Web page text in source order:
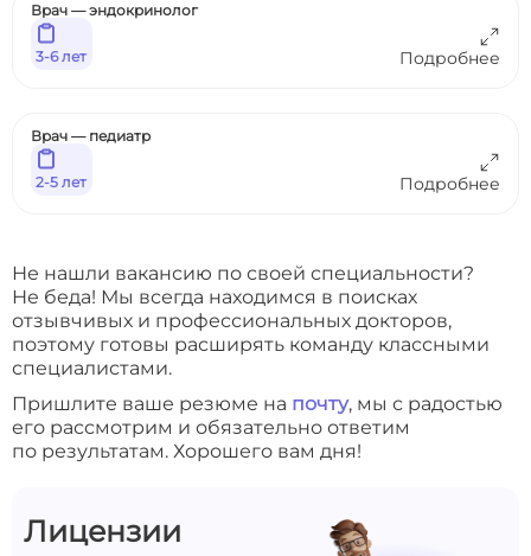
Врач — эндокринолог
Подробнее
3-6 лет
Врач — педиатр
Подробнее
2-5 лет
Не нашли вакансию по своей специальности?
Не беда! Мы всегда находимся в поисках
отзывчивых и профессиональных докторов,
поэтому готовы расширять команду классными
специалистами.
Пришлите ваше резюме на почту, мы с радостью
его рассмотрим и обязательно ответим
по результатам. Хорошего вам дня!
Лицензии